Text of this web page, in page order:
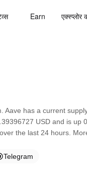
Earn एक्स्प्लोर
Aave has a current
USD and is up
the last 24 hours.
Telegram